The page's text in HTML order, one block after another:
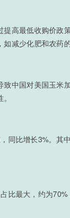
高最低收购价政
减少化肥和农药的
中国对美国玉米
同比增长3%。其
比最大，约为